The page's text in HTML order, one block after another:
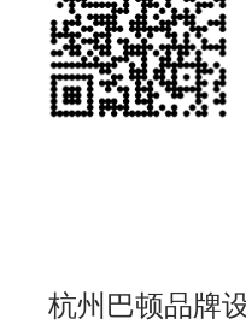
杭州巴顿品牌